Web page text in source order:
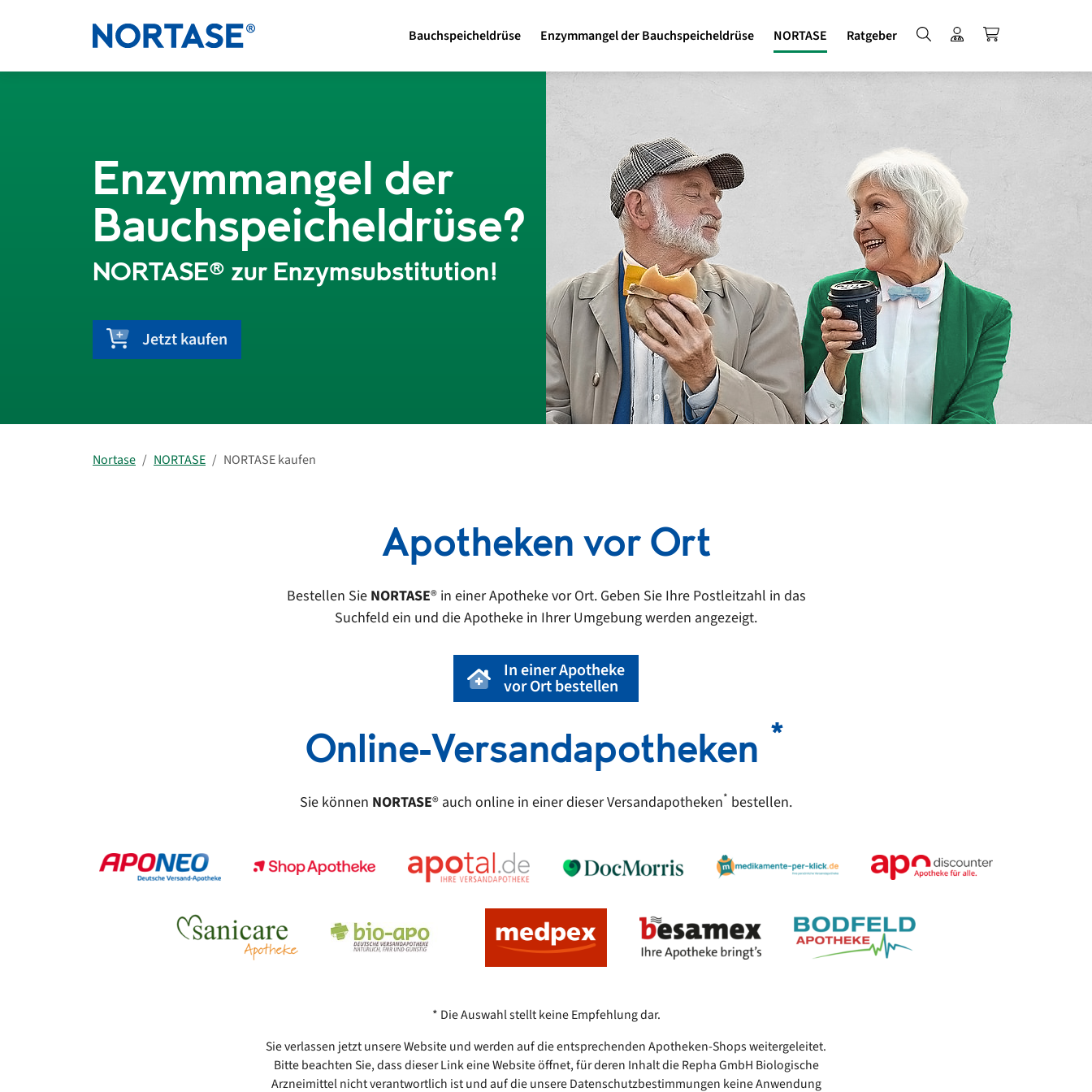
Bauchspeicheldrüse Enzymmangel der Bauchspeicheldrüse NORTASE Ratgeber SucheLogin für Fachkreise
NORTASE
Nortase NORTASE NORTASE kaufen
Enzymmangel der
Bauchspeicheldrüse?
NORTASE® zur Enzymsubstitution!
Jetzt kaufen
Apotheken vor Ort
Bestellen Sie NORTASE® in einer Apotheke vor Ort. Geben Sie Ihre Postleitzahl in das
Suchfeld ein und die Apotheke in Ihrer Umgebung werden angezeigt.
In einer Apotheke
vor Ort bestellen
Online-Versandapotheken *
Sie können NORTASE® auch online in einer dieser Versandapotheken* bestellen.
* Die Auswahl stellt keine Empfehlung dar.
Sie verlassen jetzt unsere Website und werden auf die entsprechenden Apotheken-Shops weitergeleitet.
Bitte beachten Sie, dass dieser Link eine Website öffnet, für deren Inhalt die Repha GmbH Biologische
Arzneimittel nicht verantwortlich ist und auf die unsere Datenschutzbestimmungen keine Anwendung